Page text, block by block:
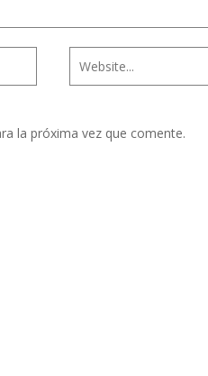
la próxima vez que comente.